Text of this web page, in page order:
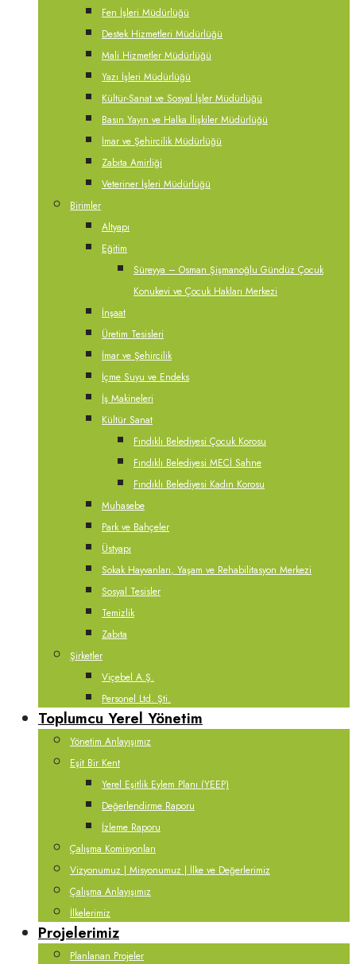
Fen İşleri Müdürlüğü
Destek Hizmetleri Müdürlüğü
Mali Hizmetler Müdürlüğü
Yazı İşleri Müdürlüğü
Kültür-Sanat ve Sosyal İşler Müdürlüğü
Basın Yayın ve Halka İlişkiler Müdürlüğü
İmar ve Şehircilik Müdürlüğü
Zabıta Amirliği
Veteriner İşleri Müdürlüğü
Birimler
Altyapı
Eğitim
Süreyya – Osman Şişmanoğlu Gündüz Çocuk
Konukevi ve Çocuk Hakları Merkezi
İnşaat
Üretim Tesisleri
İmar ve Şehircilik
İçme Suyu ve Endeks
İş Makineleri
Kültür Sanat
Fındıklı Belediyesi Çocuk Korosu
Fındıklı Belediyesi MECİ Sahne
Fındıklı Belediyesi Kadın Korosu
Muhasebe
Park ve Bahçeler
Üstyapı
Sokak Hayvanları, Yaşam ve Rehabilitasyon Merkezi
Sosyal Tesisler
Temizlik
Zabıta
Şirketler
Viçebel A.Ş.
Personel Ltd. Şti.
Toplumcu Yerel Yönetim
Yönetim Anlayışımız
Eşit Bir Kent
Yerel Eşitlik Eylem Planı (YEEP)
Değerlendirme Raporu
İzleme Raporu
Çalışma Komisyonları
Vizyonumuz | Misyonumuz | İlke ve Değerlerimiz
Çalışma Anlayışımız
İlkelerimiz
Projelerimiz
Planlanan Projeler